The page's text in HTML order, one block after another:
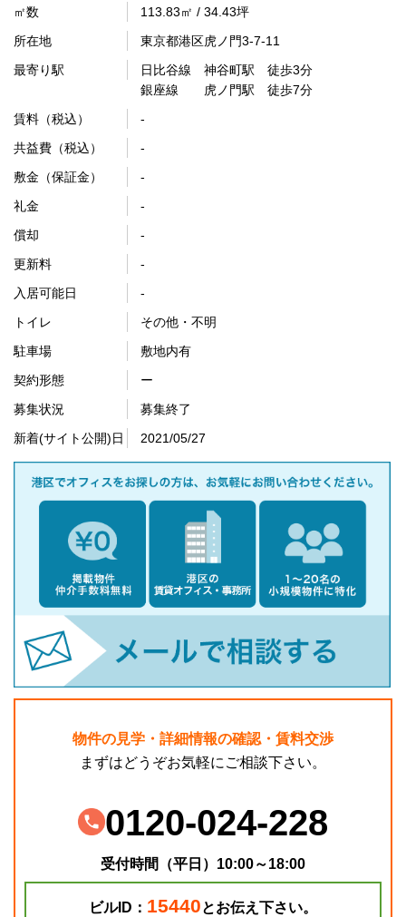
㎡数
113.83㎡ / 34.43坪
所在地
東京都港区虎ノ門3-7-11
最寄り駅
日比谷線 神谷町駅 徒歩3分
銀座線 虎ノ門駅 徒歩7分
賃料（税込）
-
共益費（税込）
-
敷金（保証金）
-
礼金
-
償却
-
更新料
-
入居可能日
-
トイレ
その他・不明
駐車場
敷地内有
契約形態
ー
募集状況
募集終了
新着(サイト公開)日
2021/05/27
物件の見学・詳細情報の確認・賃料交渉
まずはどうぞお気軽にご相談下さい。
0120-024-228
受付時間（平日）10:00～18:00
ビルID： 15440とお伝え下さい。